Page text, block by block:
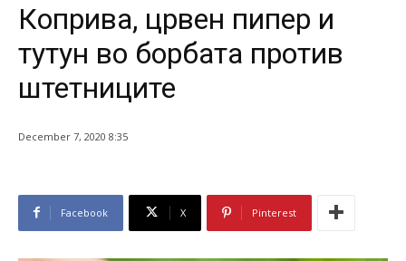
Коприва, црвен пипер и
тутун во борбата против
штетниците
December 7, 2020 8:35
Facebook X Pinterest